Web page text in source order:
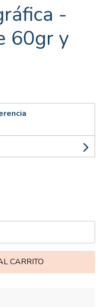
-
60gr y
CARRITO